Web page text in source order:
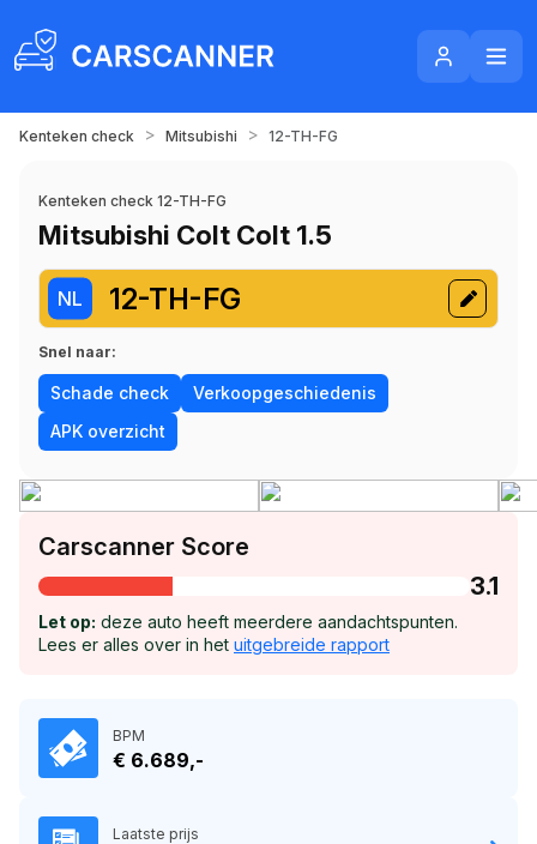
Kenteken check > Mitsubishi > 12-TH-FG
Kenteken check 12-TH-FG
Mitsubishi Colt Colt 1.5
NL 12-TH-FG
Snel naar:
Schade check
Verkoopgeschiedenis
APK overzicht
Carscanner Score
3.1
Let op: deze auto heeft meerdere aandachtspunten.
Lees er alles over in het uitgebreide rapport
BPM
€ 6.689,-
Laatste prijs